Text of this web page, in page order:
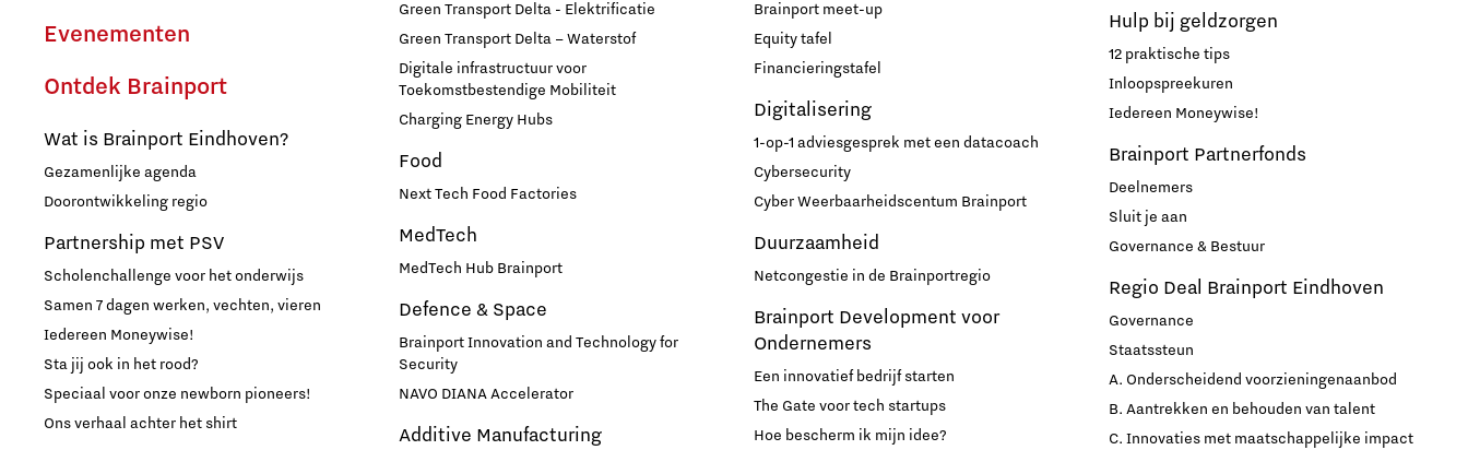
Evenementen
Ontdek Brainport
Wat is Brainport Eindhoven?
Gezamenlijke agenda
Doorontwikkeling regio
Partnership met PSV
Scholenchallenge voor het onderwijs
Samen 7 dagen werken, vechten, vieren
Iedereen Moneywise!
Sta jij ook in het rood?
Speciaal voor onze newborn pioneers!
Ons verhaal achter het shirt
Green Transport Delta - Elektrificatie
Green Transport Delta – Waterstof
Digitale infrastructuur voor
Toekomstbestendige Mobiliteit
Charging Energy Hubs
Food
Next Tech Food Factories
MedTech
MedTech Hub Brainport
Defence & Space
Brainport Innovation and Technology for
Security
NAVO DIANA Accelerator
Additive Manufacturing
Brainport meet-up
Equity tafel
Financieringstafel
Digitalisering
1-op-1 adviesgesprek met een datacoach
Cybersecurity
Cyber Weerbaarheidscentum Brainport
Duurzaamheid
Netcongestie in de Brainportregio
Brainport Development voor
Ondernemers
Een innovatief bedrijf starten
The Gate voor tech startups
Hoe bescherm ik mijn idee?
Hulp bij geldzorgen
12 praktische tips
Inloopspreekuren
Iedereen Moneywise!
Brainport Partnerfonds
Deelnemers
Sluit je aan
Governance & Bestuur
Regio Deal Brainport Eindhoven
Governance
Staatssteun
A. Onderscheidend voorzieningenaanbod
B. Aantrekken en behouden van talent
C. Innovaties met maatschappelijke impact